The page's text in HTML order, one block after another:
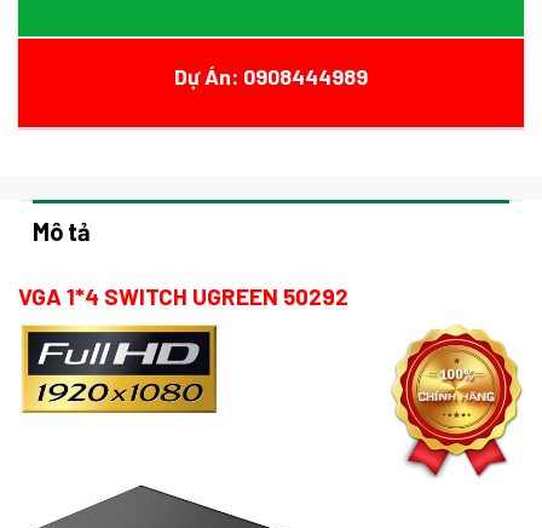
Dự Án: 0908444989
Mô tả
VGA 1*4 SWITCH UGREEN 50292